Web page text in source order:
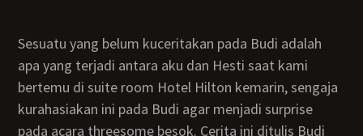
Sesuatu yang belum kuceritakan pada Budi adalah
apa yang terjadi antara aku dan Hesti saat kami
bertemu di suite room Hotel Hilton kemarin, sengaja
kurahasiakan ini pada Budi agar menjadi surprise
pada acara threesome besok. Cerita ini ditulis Budi